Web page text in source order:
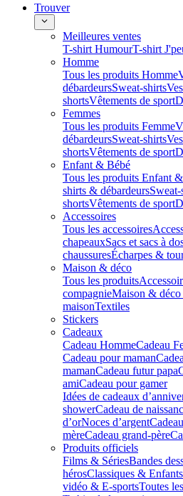
Trouver
Meilleures ventes
T-shirt HumourT-shirt
Homme
Tous les produits Homme
débardeursSweat-shirts
shortsVêtements de sport
Femmes
Tous les produits Femme
débardeursSweat-shirts
shortsVêtements de sport
Enfant & Bébé
Tous les produits Enfant
shirts & débardeurs
shortsVêtements de sport
Accessoires
Tous les accessoires
chapeauxSacs et sacs à
chaussuresÉcharpes &
Maison & déco
Tous les produits
compagnieMaison & déco
maisonTextiles
Stickers
Cadeaux
Cadeau HommeCadeau
Cadeau pour maman
mamanCadeau futur papa
amiCadeau pour gamer
Idées de cadeaux
showerCadeau de
d’orNoces d’argent
mèreCadeau grand-père
Produits officiels
Films & SériesBandes
hérosClassiques & Enfants
vidéo & E-sportsToutes